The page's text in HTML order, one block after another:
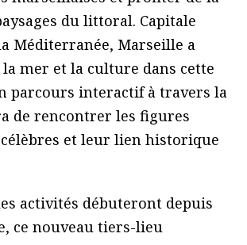
du littoral. Capitale
Méditerranée, Marseille a
mer et la culture dans cette
parcours interactif à travers la
de rencontrer les figures
et leur lien historique
activités débuteront depuis
ce nouveau tiers-lieu